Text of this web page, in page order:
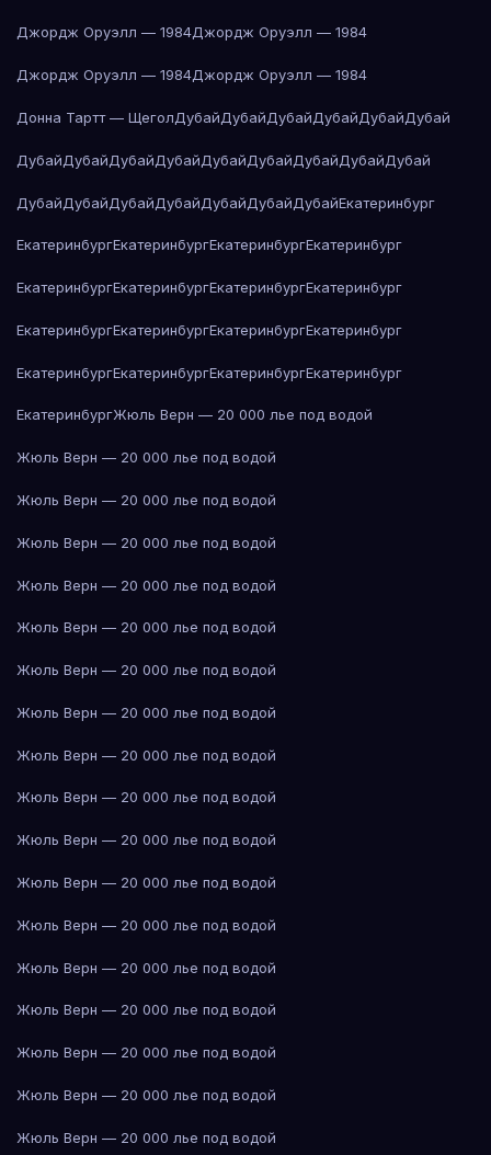
Джордж Оруэлл — 1984Джордж Оруэлл — 1984
Джордж Оруэлл — 1984Джордж Оруэлл — 1984
Донна Тартт — ЩеголДубайДубайДубайДубайДубайДубай
ДубайДубайДубайДубайДубайДубайДубайДубайДубай
ДубайДубайДубайДубайДубайДубайДубайЕкатеринбург
ЕкатеринбургЕкатеринбургЕкатеринбургЕкатеринбург
ЕкатеринбургЕкатеринбургЕкатеринбургЕкатеринбург
ЕкатеринбургЕкатеринбургЕкатеринбургЕкатеринбург
ЕкатеринбургЕкатеринбургЕкатеринбургЕкатеринбург
ЕкатеринбургЖюль Верн — 20 000 лье под водой
Жюль Верн — 20 000 лье под водой
Жюль Верн — 20 000 лье под водой
Жюль Верн — 20 000 лье под водой
Жюль Верн — 20 000 лье под водой
Жюль Верн — 20 000 лье под водой
Жюль Верн — 20 000 лье под водой
Жюль Верн — 20 000 лье под водой
Жюль Верн — 20 000 лье под водой
Жюль Верн — 20 000 лье под водой
Жюль Верн — 20 000 лье под водой
Жюль Верн — 20 000 лье под водой
Жюль Верн — 20 000 лье под водой
Жюль Верн — 20 000 лье под водой
Жюль Верн — 20 000 лье под водой
Жюль Верн — 20 000 лье под водой
Жюль Верн — 20 000 лье под водой
Жюль Верн — 20 000 лье под водой